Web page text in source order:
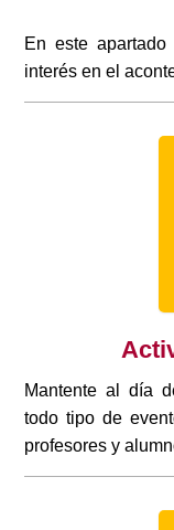
En este
interés en el
Mantente al día
todo tipo de
profesores y